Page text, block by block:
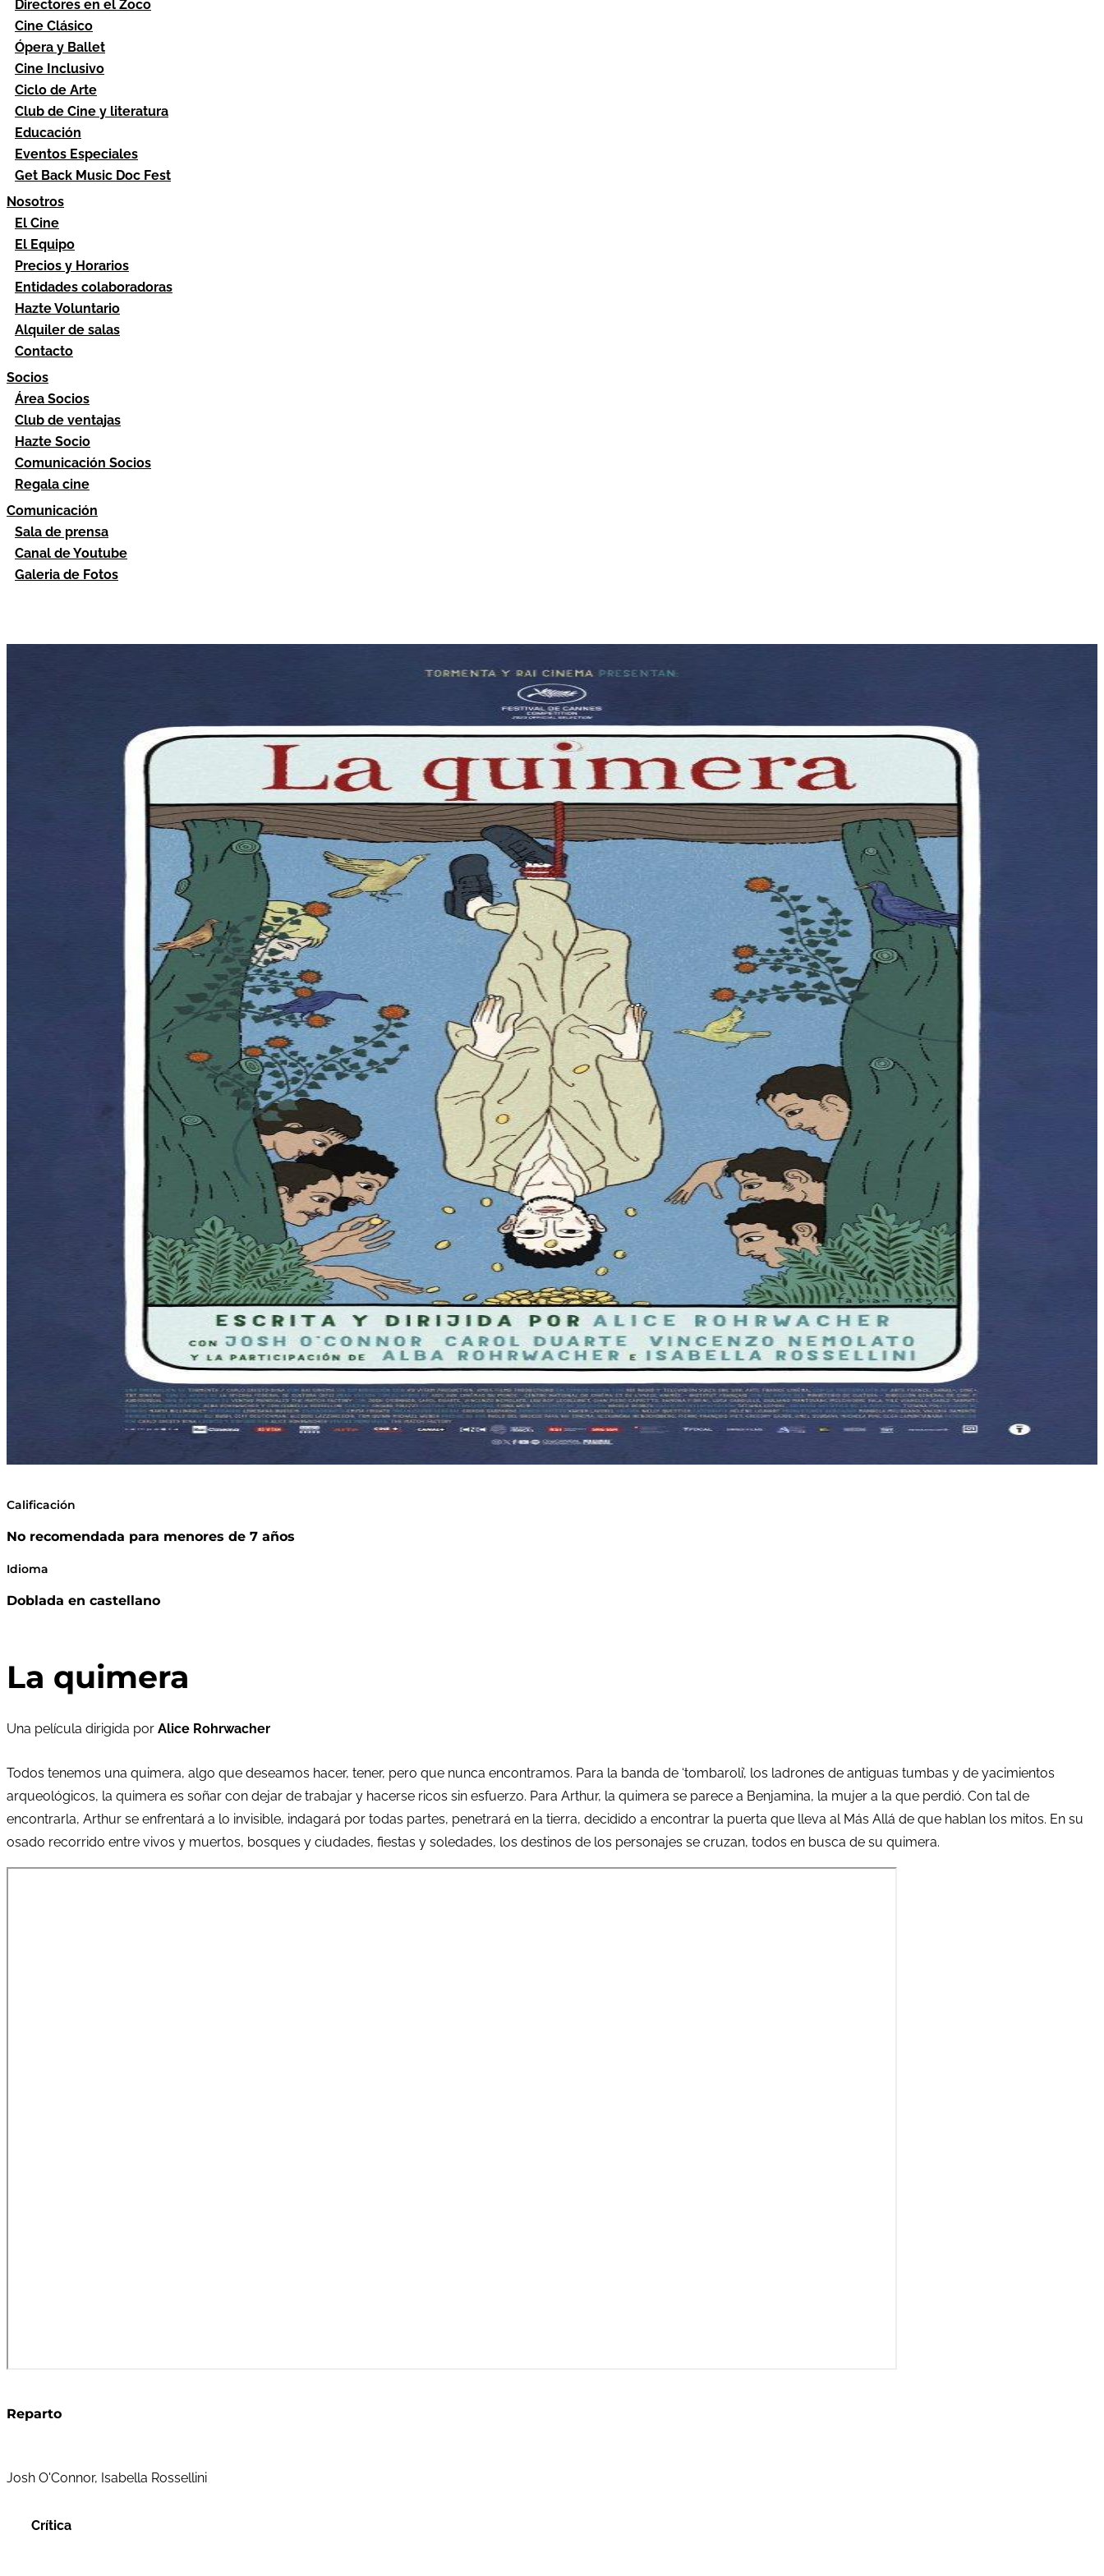
Directores en el Zoco
Cine Clásico
Ópera y Ballet
Cine Inclusivo
Ciclo de Arte
Club de Cine y literatura
Educación
Eventos Especiales
Get Back Music Doc Fest
Nosotros
El Cine
El Equipo
Precios y Horarios
Entidades colaboradoras
Hazte Voluntario
Alquiler de salas
Contacto
Socios
Área Socios
Club de ventajas
Hazte Socio
Comunicación Socios
Regala cine
Comunicación
Sala de prensa
Canal de Youtube
Galeria de Fotos
Calificación
No recomendada para menores de 7 años
Idioma
Doblada en castellano
La quimera
Una película dirigida por Alice Rohrwacher
Todos tenemos una quimera, algo que deseamos hacer, tener, pero que nunca encontramos. Para la banda de ‘tombaroli’, los ladrones de antiguas tumbas y de yacimientos
arqueológicos, la quimera es soñar con dejar de trabajar y hacerse ricos sin esfuerzo. Para Arthur, la quimera se parece a Benjamina, la mujer a la que perdió. Con tal de
encontrarla, Arthur se enfrentará a lo invisible, indagará por todas partes, penetrará en la tierra, decidido a encontrar la puerta que lleva al Más Allá de que hablan los mitos. En su
osado recorrido entre vivos y muertos, bosques y ciudades, fiestas y soledades, los destinos de los personajes se cruzan, todos en busca de su quimera.
Reparto
Josh O'Connor, Isabella Rossellini
Crítica